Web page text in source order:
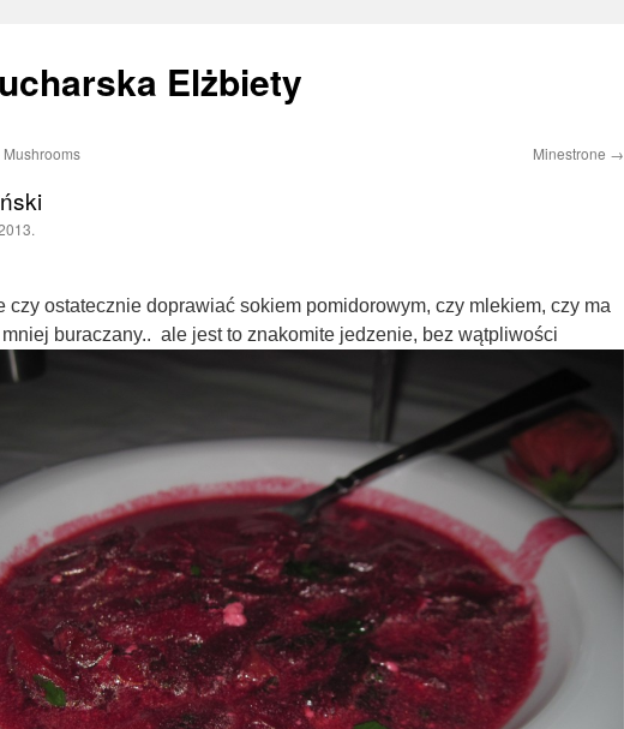
Elżbiety
Minestrone →
czy ostatecznie doprawiać sokiem pomidorowym, czy mlekiem, czy ma
buraczany.. ale jest to znakomite jedzenie, bez wątpliwości